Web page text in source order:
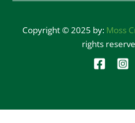
Copyright © 2025 by: Moss
rights